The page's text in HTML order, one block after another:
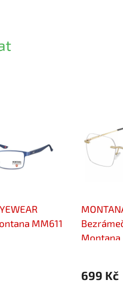
MM611
Montana
699 Kč